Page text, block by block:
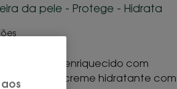
da pele - Protege - Hidrata
biológica e enriquecido com
naturais, o creme hidratante com